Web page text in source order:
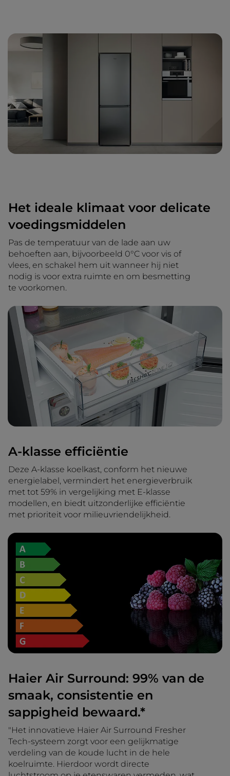
Het ideale klimaat voor delicate
voedingsmiddelen
Pas de temperatuur van de lade aan uw
behoeften aan, bijvoorbeeld 0°C voor vis of
vlees, en schakel hem uit wanneer hij niet
nodig is voor extra ruimte en om besmetting
te voorkomen.
A-klasse efficiëntie
Deze A-klasse koelkast, conform het nieuwe
energielabel, vermindert het energieverbruik
met tot 59% in vergelijking met E-klasse
modellen, en biedt uitzonderlijke efficiëntie
met prioriteit voor milieuvriendelijkheid.
Haier Air Surround: 99% van de
smaak, consistentie en
sappigheid bewaard.*
"Het innovatieve Haier Air Surround Fresher
Tech-systeem zorgt voor een gelijkmatige
verdeling van de koude lucht in de hele
koelruimte. Hierdoor wordt directe